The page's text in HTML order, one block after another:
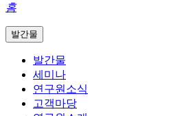
홈
발간물
발간물
세미나
연구원소식
고객마당